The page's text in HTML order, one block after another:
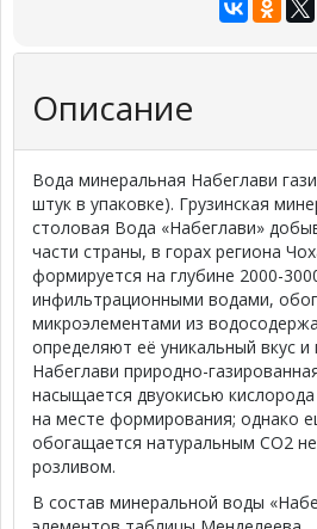
Описание
Вода минеральная Набеглави
штук в упаковке). Грузинская
столовая Вода «Набеглави»
части страны, в горах региона
формируется на глубине 2000-
инфильтрационными водами,
микроэлементами из
определяют её уникальный вкус и
Набеглави природно-
насыщается двуокисью
на месте формирования; однако
обогащается натуральным CO2
розливом.
В состав минеральной воды